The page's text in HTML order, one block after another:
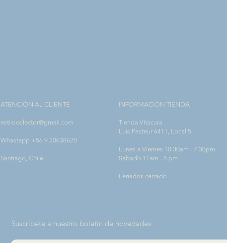
ATENCIÓN AL CLIENTE
estilocolector@gmail.com
Whastapp +56 9 20638620
Santiago, Chile
INFORMACIÓN TIENDA
Tienda Vitacura
Luis Pasteur 6411, Local 5
Lunes a Viernes 10:30am - 7.30pm
Sábado 11am - 5 pm
Feriados cerrado
Suscríbete a nuestro boletín de novedades